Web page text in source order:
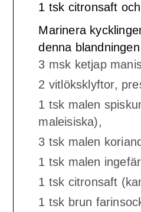
1 tsk citronsaft
Marinera
denna
3 msk ketjap
2 vitlöksklyftor,
1 tsk malen
maleisiska),
3 tsk malen
1 tsk malen
1 tsk citronsaft
1 tsk brun